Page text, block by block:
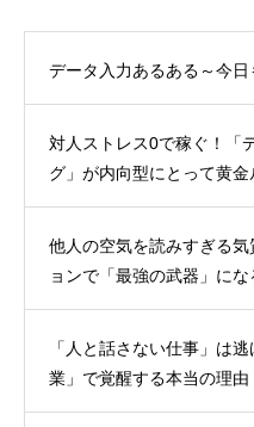
データ入力あるある～今
対人ストレス0で稼ぐ！「
グ」が内向型にとって黄
他人の空気を読みすぎる
ョンで「最強の武器」にな
「人と話さない仕事」は
業」で覚醒する本当の理由